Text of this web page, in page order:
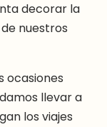
decorar la
nuestros
ocasiones
llevar a
los viajes